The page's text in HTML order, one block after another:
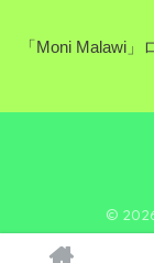
「Moni Malawi」
©